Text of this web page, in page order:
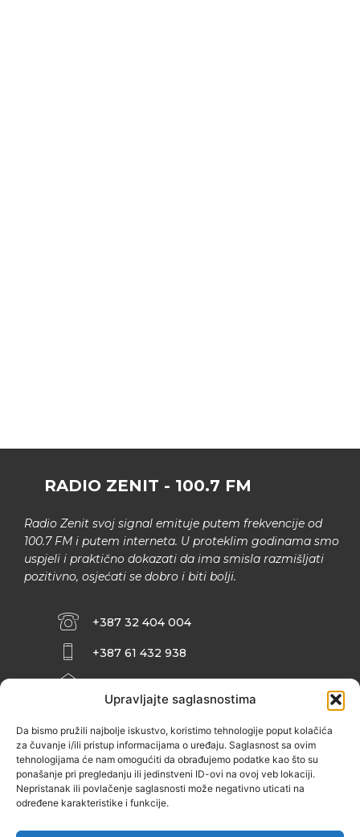
Upravljajte saglasnostima
Da bismo pružili najbolje iskustvo, koristimo tehnologije poput kolačića
za čuvanje i/ili pristup informacijama o uređaju. Saglasnost sa ovim
tehnologijama će nam omogućiti da obrađujemo podatke kao što su
ponašanje pri pregledanju ili jedinstveni ID-ovi na ovoj veb lokaciji.
Nepristanak ili povlačenje saglasnosti može negativno uticati na
određene karakteristike i funkcije.
RADIO ZENIT - 100.7 FM
Radio Zenit svoj signal emituje putem frekvencije od
100.7 FM i putem interneta. U proteklim godinama smo
uspjeli i praktično dokazati da ima smisla razmišljati
pozitivno, osjećati se dobro i biti bolji.
+387 32 404 004
+387 61 432 938
INFO@ZENIT.BA
ZENIČANKA, 3. SPRAT), 72000 ZENICA